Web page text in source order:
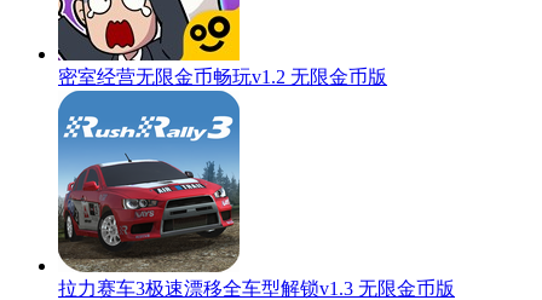
密室经营无限金币畅玩v1.2 无限金币版
拉力赛车3极速漂移全车型解锁v1.3 无限金币版